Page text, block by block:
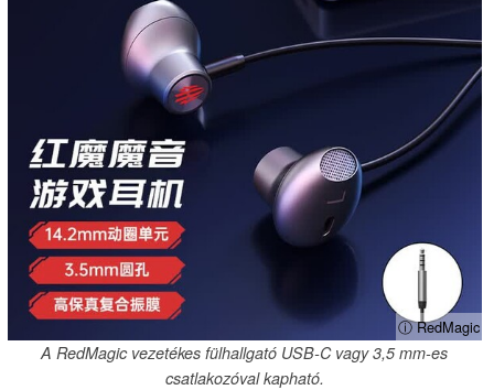
ⓘ RedMagic
A RedMagic vezetékes fülhallgató USB-C vagy 3,5 mm-es
csatlakozóval kapható.